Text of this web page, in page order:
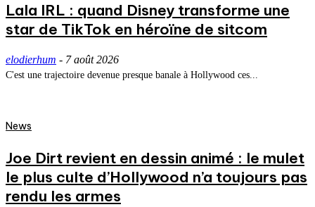
Lala IRL : quand Disney transforme une
star de TikTok en héroïne de sitcom
elodierhum - 7 août 2026
C'est une trajectoire devenue presque banale à Hollywood ces...
News
Joe Dirt revient en dessin animé : le mulet
le plus culte d’Hollywood n’a toujours pas
rendu les armes